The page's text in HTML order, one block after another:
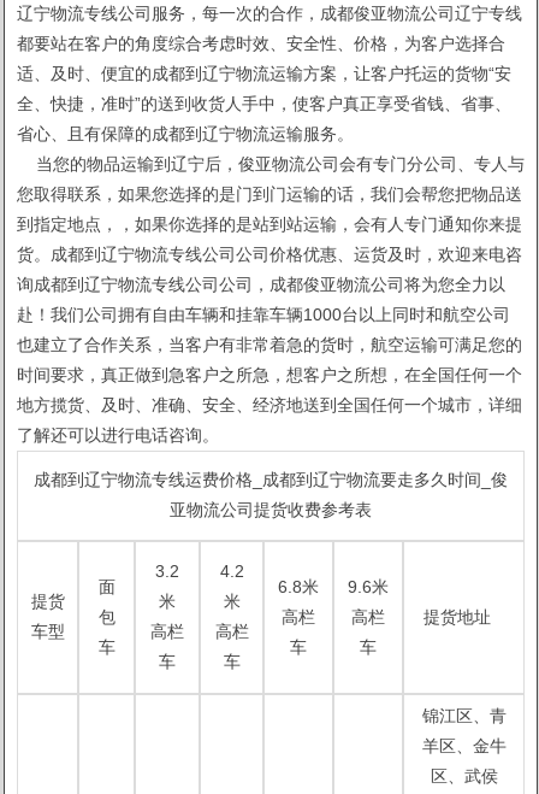
辽宁物流专线公司服务，每一次的合作，成都俊亚物流公司辽宁专线
都要站在客户的角度综合考虑时效、安全性、价格，为客户选择合
适、及时、便宜的成都到辽宁物流运输方案，让客户托运的货物“安
全、快捷，准时”的送到收货人手中，使客户真正享受省钱、省事、
省心、且有保障的成都到辽宁物流运输服务。
当您的物品运输到辽宁后，俊亚物流公司会有专门分公司、专人与
您取得联系，如果您选择的是门到门运输的话，我们会帮您把物品送
到指定地点，，如果你选择的是站到站运输，会有人专门通知你来提
货。成都到辽宁物流专线公司公司价格优惠、运货及时，欢迎来电咨
询成都到辽宁物流专线公司公司，成都俊亚物流公司将为您全力以
赴！我们公司拥有自由车辆和挂靠车辆1000台以上同时和航空公司
也建立了合作关系，当客户有非常着急的货时，航空运输可满足您的
时间要求，真正做到急客户之所急，想客户之所想，在全国任何一个
地方揽货、及时、准确、安全、经济地送到全国任何一个城市，详细
了解还可以进行电话咨询。
成都到辽宁物流专线运费价格_成都到辽宁物流要走多久时间_俊
亚物流公司提货收费参考表
提货
车型
面
包
车
3.2
米
高栏
车
4.2
米
高栏
车
6.8米
高栏
车
9.6米
高栏
车
提货地址
锦江区、青
羊区、金牛
区、武侯